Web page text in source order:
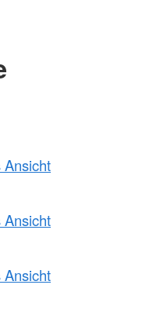
Ansicht
Ansicht
Ansicht